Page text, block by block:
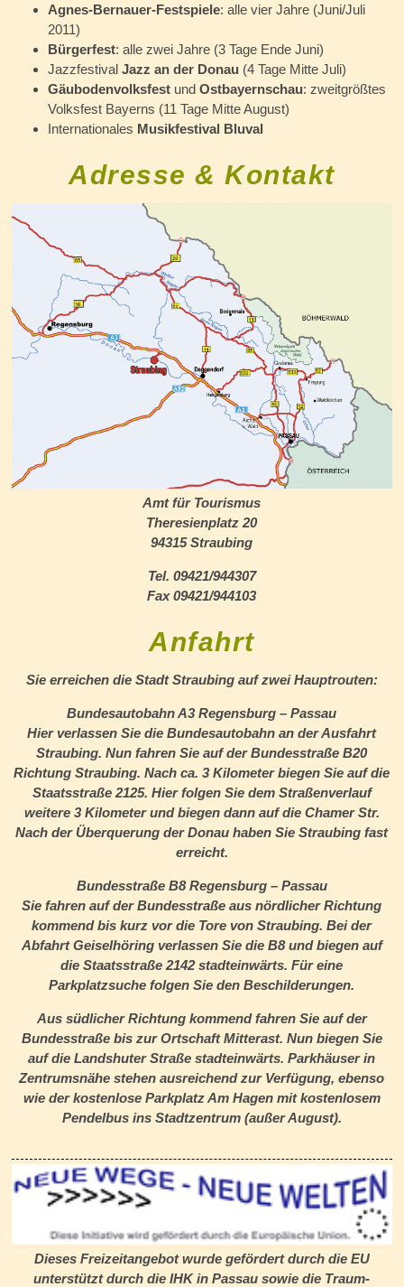
Agnes-Bernauer-Festspiele: alle vier Jahre (Juni/Juli
2011)
Bürgerfest: alle zwei Jahre (3 Tage Ende Juni)
JazzfestivalJazz an der Donau (4 Tage Mitte Juli)
Gäubodenvolksfest undOstbayernschau: zweitgrößtes
Volksfest Bayerns (11 Tage Mitte August)
Internationales Musikfestival Bluval
Adresse & Kontakt
Amt für Tourismus
Theresienplatz 20
94315 Straubing
Tel. 09421/944307
Fax 09421/944103
Anfahrt
Sie erreichen die Stadt Straubing auf zwei Hauptrouten:
Bundesautobahn A3 Regensburg – Passau
Hier verlassen Sie die Bundesautobahn an der Ausfahrt
Straubing. Nun fahren Sie auf der Bundesstraße B20
Richtung Straubing. Nach ca. 3 Kilometer biegen Sie auf die
Staatsstraße 2125. Hier folgen Sie dem Straßenverlauf
weitere 3 Kilometer und biegen dann auf die Chamer Str.
Nach der Überquerung der Donau haben Sie Straubing fast
erreicht.
Bundesstraße B8 Regensburg – Passau
Sie fahren auf der Bundesstraße aus nördlicher Richtung
kommend bis kurz vor die Tore von Straubing. Bei der
Abfahrt Geiselhöring verlassen Sie die B8 und biegen auf
die Staatsstraße 2142 stadteinwärts. Für eine
Parkplatzsuche folgen Sie den Beschilderungen.
Aus südlicher Richtung kommend fahren Sie auf der
Bundesstraße bis zur Ortschaft Mitterast. Nun biegen Sie
auf die Landshuter Straße stadteinwärts. Parkhäuser in
Zentrumsnähe stehen ausreichend zur Verfügung, ebenso
wie der kostenlose Parkplatz Am Hagen mit kostenlosem
Pendelbus ins Stadtzentrum (außer August).
Dieses Freizeitangebot wurde gefördert durch die EU
unterstützt durch die IHK in Passau sowie die Traum-